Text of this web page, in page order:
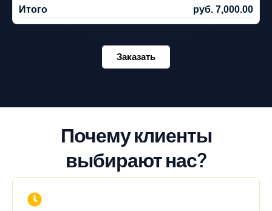
Итого руб. 7,000.00
Заказать
Почему клиенты
выбирают нас?